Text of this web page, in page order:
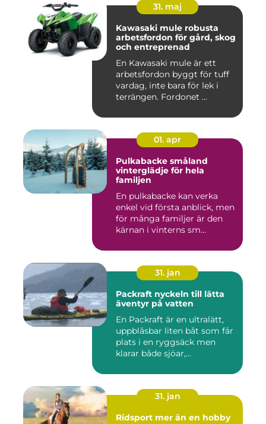
31. maj
Kawasaki mule robusta
arbetsfordon för gård, skog
och entreprenad
En Kawasaki mule är ett
arbetsfordon byggt för tuff
vardag, inte bara för lek i
terrängen. Fordonet ...
01. apr
Pulkabacke småland
vinterglädje för hela
familjen
En pulkabacke kan verka
enkel vid första anblick, men
för många familjer är den
kärnan i vinterns sm...
31. jan
Packraft nyckeln till lätta
äventyr på vatten
En Packraft är en ultralätt,
uppblåsbar liten båt som får
plats i en ryggsäck men
klarar både sjöar,...
31. jan
Ridsport mer än en hobby